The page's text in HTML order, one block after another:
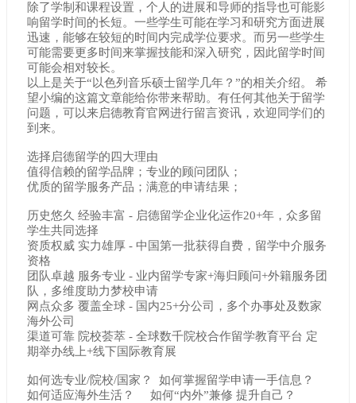
除了学制和课程设置，个人的进展和导师的指导也可能影
响留学时间的长短。一些学生可能在学习和研究方面进展
迅速，能够在较短的时间内完成学位要求。而另一些学生
可能需要更多时间来掌握技能和深入研究，因此留学时间
可能会相对较长。
以上是关于“以色列音乐硕士留学几年？”的相关介绍。 希
望小编的这篇文章能给你带来帮助。有任何其他关于留学
问题，可以来启德教育官网进行留言资讯，欢迎同学们的
到来。
选择启德留学的四大理由
值得信赖的留学品牌；专业的顾问团队；
优质的留学服务产品；满意的申请结果；
历史悠久 经验丰富 - 启德留学企业化运作20+年，众多留
学生共同选择
资质权威 实力雄厚 - 中国第一批获得自费，留学中介服务
资格
团队卓越 服务专业 - 业内留学专家+海归顾问+外籍服务团
队，多维度助力梦校申请
网点众多 覆盖全球 - 国内25+分公司，多个办事处及数家
海外公司
渠道可靠 院校荟萃 - 全球数千院校合作留学教育平台 定
期举办线上+线下国际教育展
如何选专业/院校/国家？ 如何掌握留学申请一手信息？
如何适应海外生活？ 如何“内外”兼修 提升自己？